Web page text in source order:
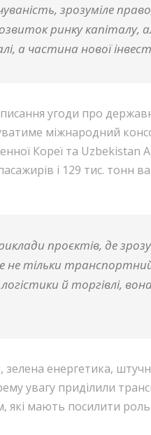
зрозуміле
ринку
а частина нової
угоди про
міжнародний
Кореї та
і 129 тис. тонн
проєктів, де
тільки
й торгівлі,
енергетика,
увагу приділили
мають посилити роль